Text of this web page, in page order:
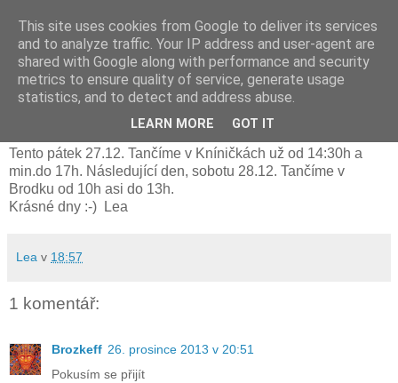
čtvrtek 26. prosince 2013
Tance Kníničky a Brodek
Tento pátek 27.12. Tančíme v Kníničkách už od 14:30h a
min.do 17h. Následující den, sobotu 28.12. Tančíme v
Brodku od 10h asi do 13h.
Krásné dny :-) Lea
Lea v 18:57
1 komentář:
Brozkeff 26. prosince 2013 v 20:51
Pokusím se přijít
This site uses cookies from Google to deliver its services
and to analyze traffic. Your IP address and user-agent are
shared with Google along with performance and security
metrics to ensure quality of service, generate usage
statistics, and to detect and address abuse.
LEARN MORE GOT IT